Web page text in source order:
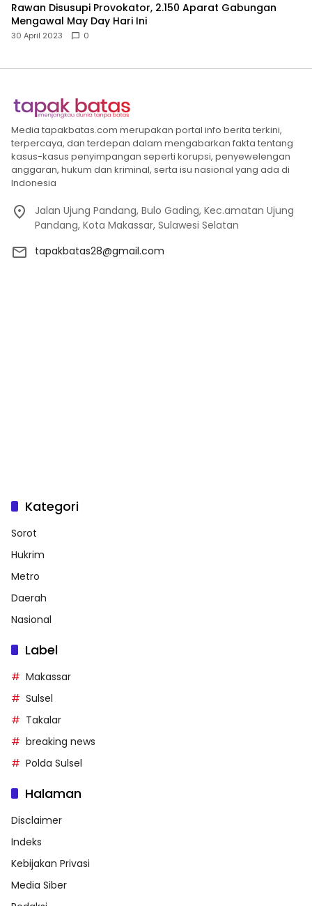
Rawan Disusupi Provokator, 2.150 Aparat Gabungan
Mengawal May Day Hari Ini
30 April 2023 0
Media tapakbatas.com merupakan portal info berita terkini,
terpercaya, dan terdepan dalam mengabarkan fakta tentang
kasus-kasus penyimpangan seperti korupsi, penyewelengan
anggaran, hukum dan kriminal, serta isu nasional yang ada di
Indonesia
Jalan Ujung Pandang, Bulo Gading, Kec.amatan Ujung
Pandang, Kota Makassar, Sulawesi Selatan
tapakbatas28@gmail.com
Kategori
Sorot
Hukrim
Metro
Daerah
Nasional
Label
Makassar
Sulsel
Takalar
breaking news
Polda Sulsel
Halaman
Disclaimer
Indeks
Kebijakan Privasi
Media Siber